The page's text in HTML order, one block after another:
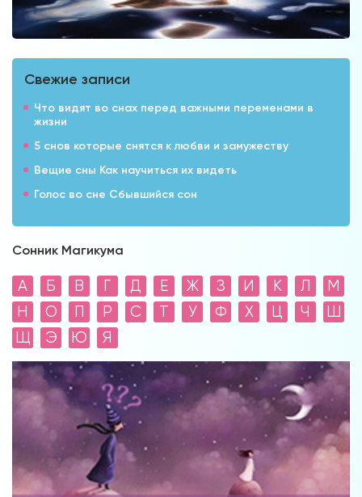
Свежие записи
Что видят во снах перед важными переменами в
жизни
5 снов которые снятся к любви и замужеству
Вещие сны Как научиться их видеть
Голос во сне Сбывшийся сон
Сонник Магикума
А Б В Г Д Е Ж З И К Л
М
Н
О П Р С Т У Ф Х Ц Ч
Ш
Щ
Э Ю Я